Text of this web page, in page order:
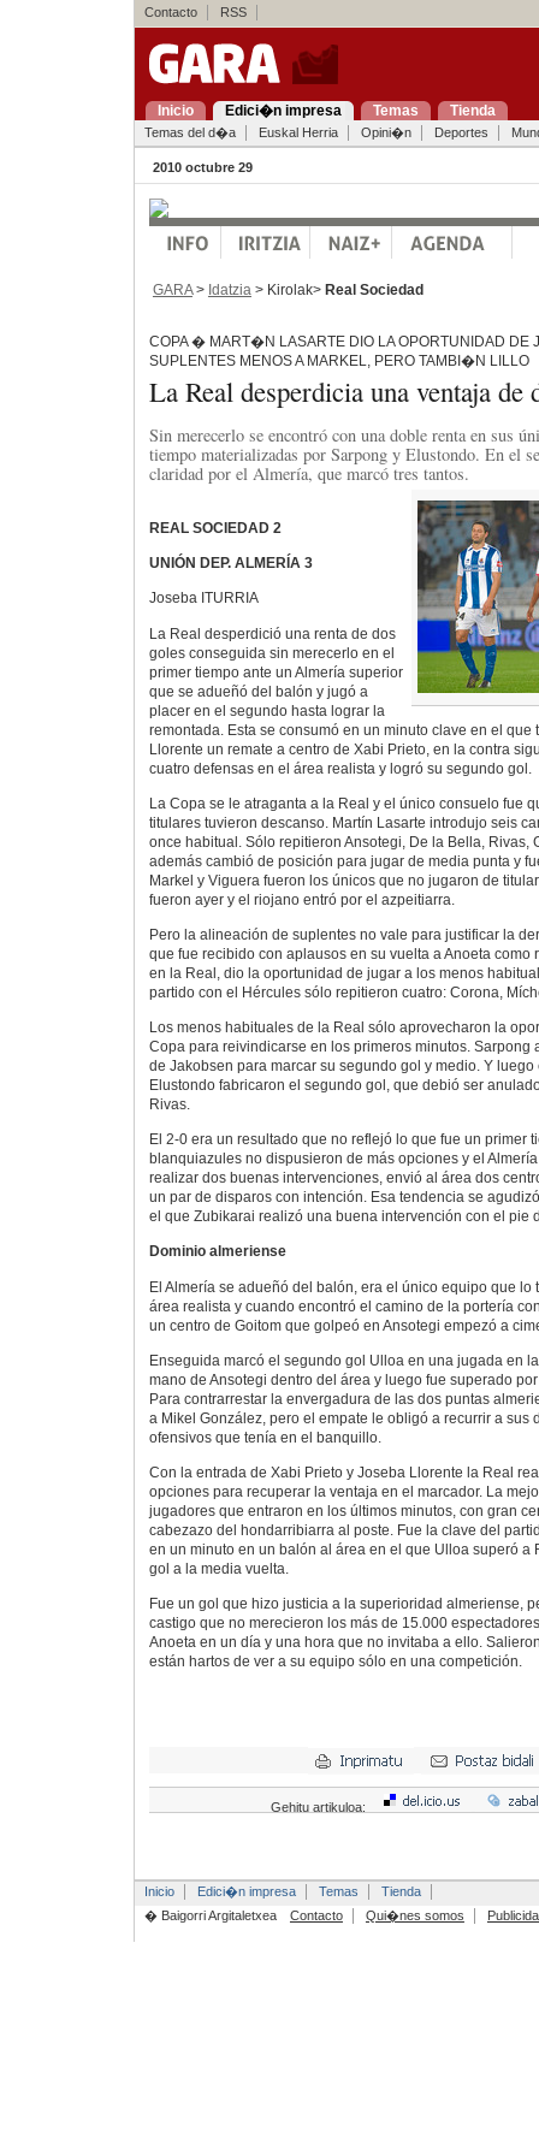
Contacto RSS
Inicio Edici�n impresa Temas Tienda
Temas del d�a Euskal Herria Opini�n Deportes
2010 octubre 29
GARA> Idatzia > Kirolak> Real Sociedad
COPA � MART�N LASARTE DIO LA OPORTUNIDAD DE
SUPLENTES MENOS A MARKEL, PERO TAMBI�N LILLO
La Real desperdicia una ventaja de
Sin merecerlo se encontró con una doble renta en sus
tiempo materializadas por Sarpong y Elustondo. En el
claridad por el Almería, que marcó tres tantos.
REAL SOCIEDAD 2
UNIÓN DEP. ALMERÍA 3
Joseba ITURRIA
La Real desperdició una renta de dos
goles conseguida sin merecerlo en el
primer tiempo ante un Almería superior
que se adueñó del balón y jugó a
placer en el segundo hasta lograr la
remontada. Esta se consumó en un minuto clave en el que
Llorente un remate a centro de Xabi Prieto, en la contra
cuatro defensas en el área realista y logró su segundo gol.
La Copa se le atraganta a la Real y el único consuelo fue
titulares tuvieron descanso. Martín Lasarte introdujo seis
once habitual. Sólo repitieron Ansotegi, De la Bella, Rivas,
además cambió de posición para jugar de media punta y
Markel y Viguera fueron los únicos que no jugaron de
fueron ayer y el riojano entró por el azpeitiarra.
Pero la alineación de suplentes no vale para justificar la
que fue recibido con aplausos en su vuelta a Anoeta como
en la Real, dio la oportunidad de jugar a los menos
partido con el Hércules sólo repitieron cuatro: Corona,
Los menos habituales de la Real sólo aprovecharon la
Copa para reivindicarse en los primeros minutos. Sarpong
de Jakobsen para marcar su segundo gol y medio. Y luego
Elustondo fabricaron el segundo gol, que debió ser
Rivas.
El 2-0 era un resultado que no reflejó lo que fue un primer
blanquiazules no dispusieron de más opciones y el
realizar dos buenas intervenciones, envió al área dos
un par de disparos con intención. Esa tendencia se
el que Zubikarai realizó una buena intervención con el pie
Dominio almeriense
El Almería se adueñó del balón, era el único equipo que lo
área realista y cuando encontró el camino de la portería
un centro de Goitom que golpeó en Ansotegi empezó a
Enseguida marcó el segundo gol Ulloa en una jugada en
mano de Ansotegi dentro del área y luego fue superado
Para contrarrestar la envergadura de las dos puntas
a Mikel González, pero el empate le obligó a recurrir a sus
ofensivos que tenía en el banquillo.
Con la entrada de Xabi Prieto y Joseba Llorente la Real
opciones para recuperar la ventaja en el marcador. La
jugadores que entraron en los últimos minutos, con gran
cabezazo del hondarribiarra al poste. Fue la clave del
en un minuto en un balón al área en el que Ulloa superó a
gol a la media vuelta.
Fue un gol que hizo justicia a la superioridad almeriense,
castigo que no merecieron los más de 15.000
Anoeta en un día y una hora que no invitaba a ello.
están hartos de ver a su equipo sólo en una competición.
Gehitu artikuloa:
Inicio Edici�n impresa Temas
Tienda
� Baigorri Argitaletxea
Contacto Qui�nes somos